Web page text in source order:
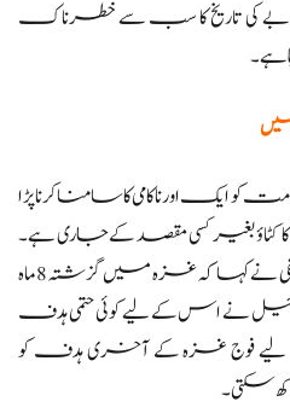
کی تاریخ کا سب سے خطرناک
ہے۔
ایک اور ناکامی کا سامنا کرنا پڑا
کٹاؤ بغیر کسی مقصد کے جاری ہے۔
عمان کے سابق صدر ہارون زیفی نے کہا کہ غزہ میں گزشتہ 8 ماہ
نے اس کے لیے کوئی حتمی ہدف
فوج غزہ کے آخری ہدف کو
سکتی۔